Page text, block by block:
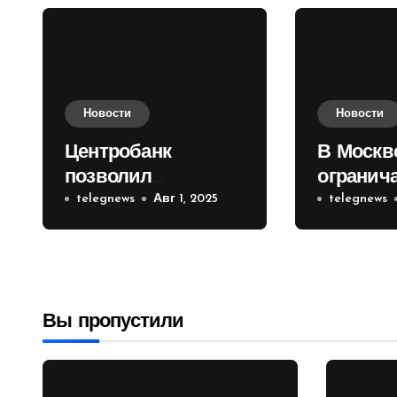
Новости
Центробанк
позволил
инвесторам из
враждебных
telegnews Авг 1, 2025
Новости
В
telegnews
Вы пропустили